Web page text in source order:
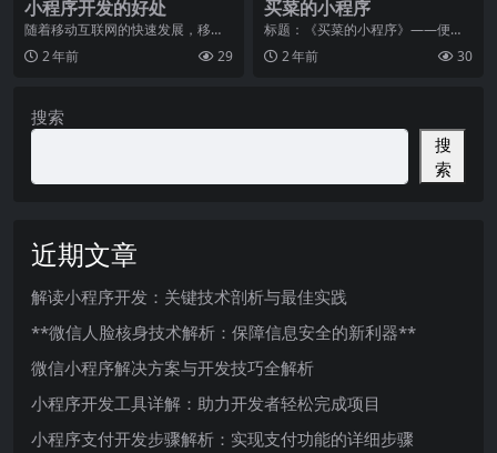
小程序开发的好处
随着移动互联网的快速发展，移动
应用已经成为人们日常生活中不可
或缺的一部分。而作为
2 年前 29
买菜的小程序
标题：《买菜的小程序》——便
捷、新鲜、优质的购物体验随着科
技的不断发展，人们的生
2 年前 30
搜索
搜
索
近期文章
解读小程序开发：关键技术剖析与最佳实践
**微信人脸核身技术解析：保障信息安全的新利器**
微信小程序解决方案与开发技巧全解析
小程序开发工具详解：助力开发者轻松完成项目
小程序支付开发步骤解析：实现支付功能的详细步骤